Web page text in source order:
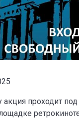
акция проходит